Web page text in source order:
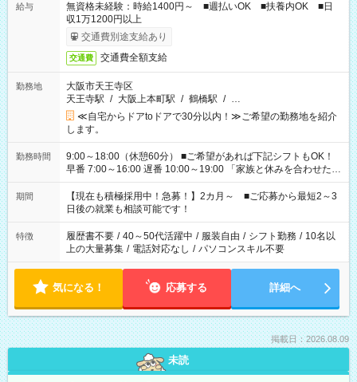
給与
無資格未経験：時給1400円～ ■週払いOK ■扶養内OK ■日
収1万1200円以上
交通費別途支給あり
交通費 交通費全額支給
勤務地
大阪市天王寺区
天王寺駅 / 大阪上本町駅 / 鶴橋駅 / …
≪自宅からドアtoドアで30分以内！≫ご希望の勤務地を紹介
します。
勤務時間
9:00～18:00（休憩60分） ■ご希望があれば下記シフトもOK！
早番 7:00～16:00 遅番 10:00～19:00 「家族と休みを合わせた
い」 「余裕を持って夕飯の準備がしたい」 「できれば残業はし
たくない」 など、ご希望を教えてくださいね。 ※Wワーク希望
の方へ 今ご覧のお仕事で希望する勤務時間と、もう1つのお仕事
の勤務時間。 合計で週40時間を超える場合は応募できません。
期間
【現在も積極採用中！急募！】2カ月～ ■ご応募から最短2～3
日後の就業も相談可能です！
特徴 履歴書不要 / 40～50代活躍中 / 服装自由 / シフト勤務 / 10名以
上の大量募集 / 電話対応なし / パソコンスキル不要
気になる！ 応募する 詳細へ
掲載日：2026.08.09
未読